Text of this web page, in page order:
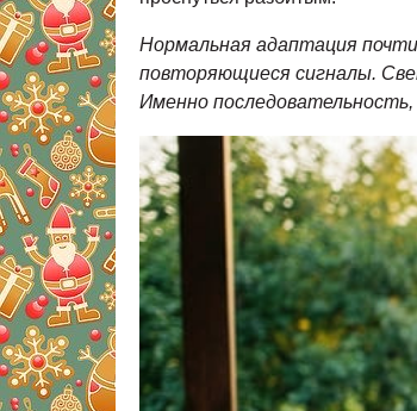
Нормальная адаптация
повторяющиеся сигналы.
Именно